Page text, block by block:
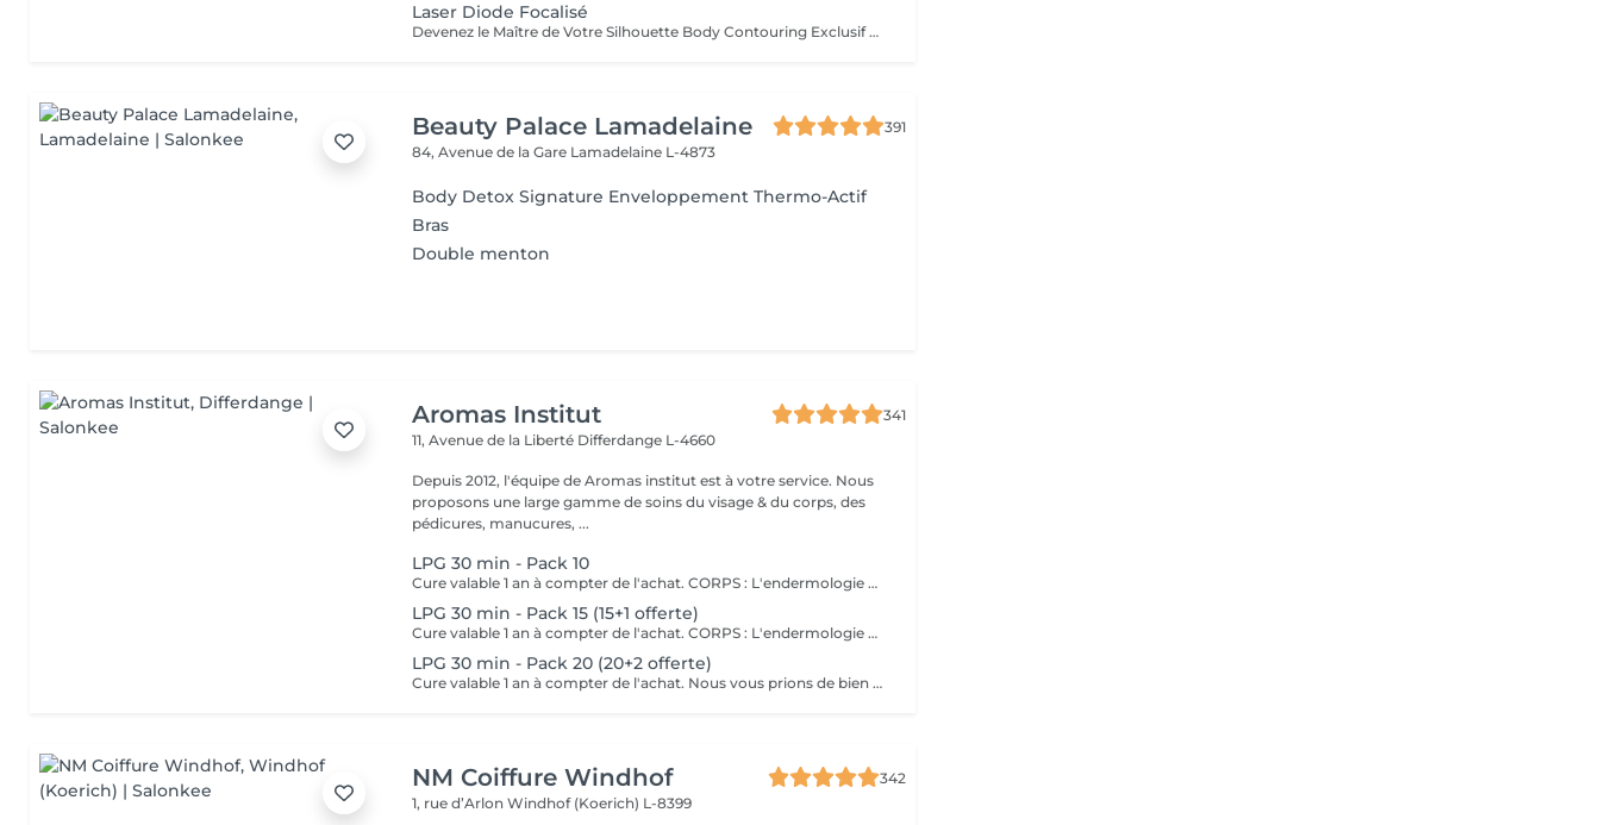
Laser Diode Focalisé
Devenez le Maître de Votre Silhouette Body Contouring Exclusif Vous aspirez à redéfinir votre silhouette, dire adieu à la peau d'orange, et être prête pour votre summer body ? Ressentez-vous le besoin d'être accompagnée par des professionnelles pour retrouver le corps qui vous fait vous sentir au mieux ? Arboria Beauty est là pour concrétiser vos objectifs! Le Body Contouring by CONTOUR PARIS® offre une solution complète, personnalisée et unique grâce à la combinaison de trois technologies de pointe : La Cryolipolyse Augmentée, pour affiner votre silhouette sur mesure. Le Laser Diode Focalisé, pour atténuer la cellulite. Le Palber-Rouler Mécanique, pour raffermir la beau. Laissez-nous vous guider vers une transformation qui révélera votre meilleure version ! Arboria Beauty détient l'exclusivité au Luxembourg pour vous offrir en avant-première le Body Contouring by CONTOUR PARIS®, une expérience minceur unique en son genre dans le domaine de médecine esthétique.
Beauty Palace Lamadelaine
391
84, Avenue de la Gare Lamadelaine L-4873
Body Detox Signature Enveloppement Thermo-Actif
Bras
Double menton
Aromas Institut
341
11, Avenue de la Liberté Differdange L-4660
Depuis 2012, l'équipe de Aromas institut est à votre service. Nous
proposons une large gamme de soins du visage & du corps, des
pédicures, manucures, ...
LPG 30 min - Pack 10
Cure valable 1 an à compter de l'achat. CORPS : L'endermologie DESTOCKER les graisses localisées et résistantes. LISSER la cellulite PREVENIR les troubles de la circulation RAFFERMIR la peau distendue DRAINER VISAGE : L'endermolift STIMULER la synthèse naturelle d'acide hyaluronique. REDENSIFIER la peau ESTOMPER les signes de l'âge Nous vous prions de bien vouloir respecter votre rendez-vous. En prenant rendez-vous, vous occupez une place, dont une autre personne aurait éventuellement besoin. Tout rendez-vous non annulé 24h en avance, est susceptible d'être facturé. (Si vous ne pouvez pas vous présenter à votre RDV, proposez-le éventuellement à un proche ou à un ami) Toute l'équipe de Aromas Institut vous remercie pour votre respect et votre compréhension.
LPG 30 min - Pack 15 (15+1 offerte)
Cure valable 1 an à compter de l'achat. CORPS : L'endermologie DESTOCKER les graisses localisées et résistantes. LISSER la cellulite PREVENIR les troubles de la circulation RAFFERMIR la peau distendue DRAINER VISAGE : L'endermolift STIMULER la synthèse naturelle d'acide hyaluronique. REDENSIFIER la peau ESTOMPER les signes de l'âge Nous vous prions de bien vouloir respecter votre rendez-vous. En prenant rendez-vous, vous occupez une place, dont une autre personne aurait éventuellement besoin. Tout rendez-vous non annulé 24h en avance, est susceptible d'être facturé. (Si vous ne pouvez pas vous présenter à votre RDV, proposez-le éventuellement à un proche ou à un ami) Toute l'équipe de Aromas Institut vous remercie pour votre respect et votre compréhension.
LPG 30 min - Pack 20 (20+2 offerte)
Cure valable 1 an à compter de l'achat. Nous vous prions de bien vouloir respecter votre rendez-vous. En prenant rendez-vous, vous occupez une place, dont une autre personne aurait éventuellement besoin. Tout rendez-vous non annulé 24h en avance, est susceptible d'être facturé. (Si vous ne pouvez pas vous présenter à votre RDV, proposez-le éventuellement à un proche ou à un ami) Toute l'équipe de Aromas Institut vous remercie pour votre respect et votre compréhension.
NM Coiffure Windhof
342
1, rue d’ArlonWindhof (Koerich) L-8399